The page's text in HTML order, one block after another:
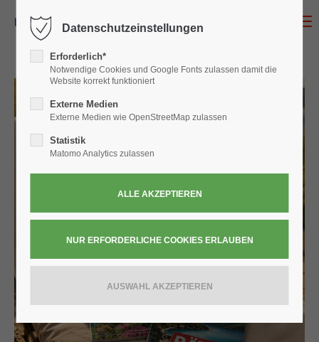
Datenschutzeinstellungen
Erforderlich*
Notwendige Cookies und Google Fonts zulassen damit die
Website korrekt funktioniert
Externe Medien
Externe Medien wie OpenStreetMap zulassen
Statistik
Matomo Analytics zulassen